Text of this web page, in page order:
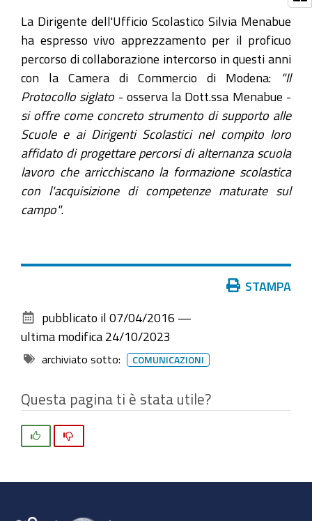
La Dirigente dell'Ufficio Scolastico Silvia Menabue
ha espresso vivo apprezzamento per il proficuo
percorso di collaborazione intercorso in questi anni
con la Camera di Commercio di Modena:
"Il
Protocollo siglato - osserva la Dott.ssa Menabue -
si offre come concreto strumento di supporto alle
Scuole e ai Dirigenti Scolastici nel compito loro
affidato di progettare percorsi di alternanza scuola
lavoro che arricchiscano la formazione scolastica
con l'acquisizione di competenze maturate sul
campo".
documento
STAMPA
pubblicato il 07/04/2016 —
ultima modifica 24/10/2023
archiviato sotto: COMUNICAZIONI
Questa pagina ti è stata utile?